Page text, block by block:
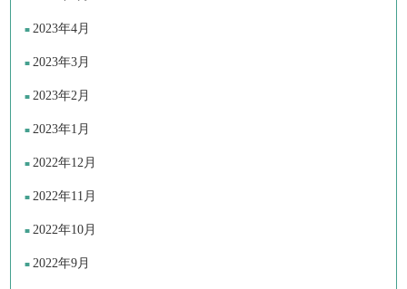
2023年4月
2023年3月
2023年2月
2023年1月
2022年12月
2022年11月
2022年10月
2022年9月